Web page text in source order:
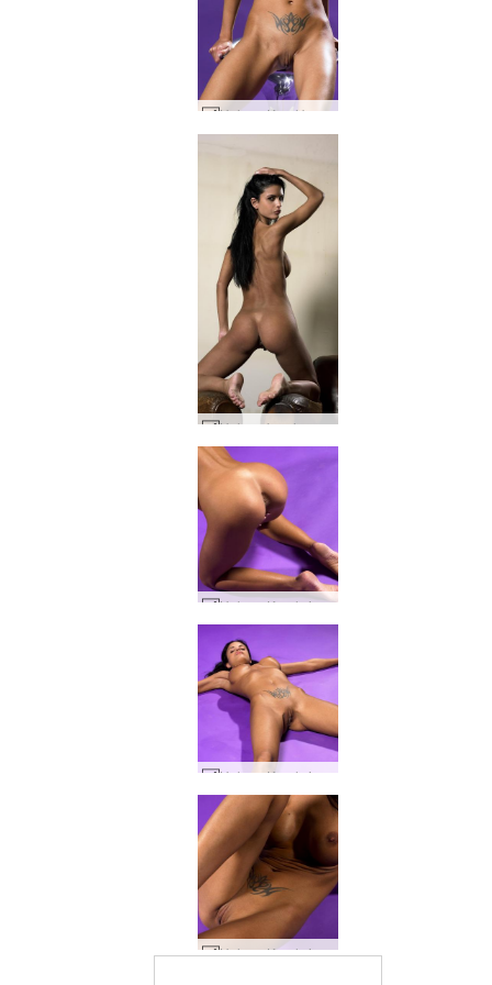
Helena Karel brume violette #20
Helena karel superstar #63
Helena Karel violet #37
Helena Karel violet #61
Helena Karel violet #57